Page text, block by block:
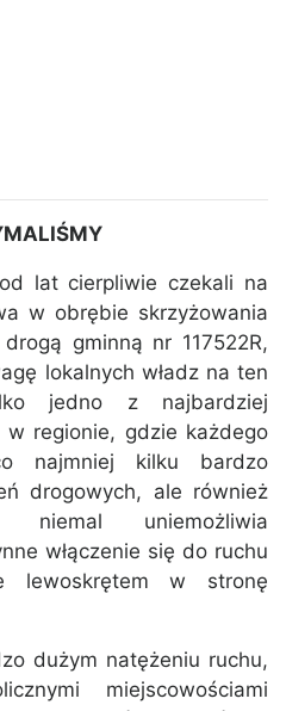
lat cierpliwie czekali na
w obrębie skrzyżowania
gminną nr 117522R,
lokalnych władz na ten
jedno z najbardziej
w regionie, gdzie każdego
najmniej kilku bardzo
drogowych, ale również
niemal uniemożliwia
włączenie się do ruchu
lewoskrętem w stronę
dużym natężeniu ruchu,
miejscowościami